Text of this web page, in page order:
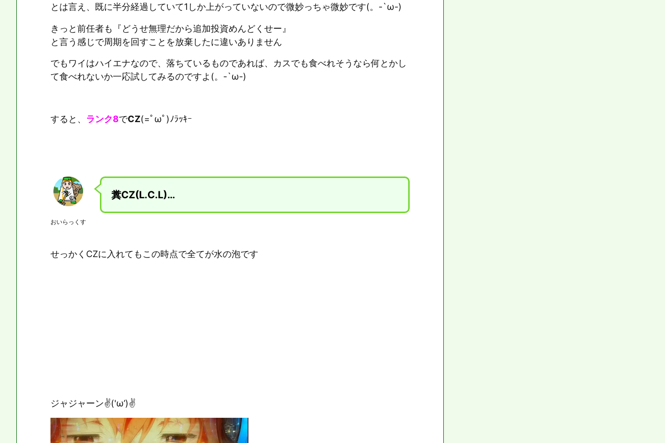
とは言え、既に半分経過していて1しか上がっていないので微妙っちゃ微妙です(。-`ω-)
きっと前任者も『どうせ無理だから追加投資めんどくせー』
と言う感じで周期を回すことを放棄したに違いありません
でもワイはハイエナなので、落ちているものであれば、カスでも食べれそうなら何とかし
て食べれないか一応試してみるのですよ(。-`ω-)
すると、 ランク8でCZ(=ﾟωﾟ)ﾉﾗｯｷｰ
おいらっくす
糞CZ(L.C.L)…
せっかくCZに入れてもこの時点で全てが水の泡です
ジャジャーン✌('ω’)✌